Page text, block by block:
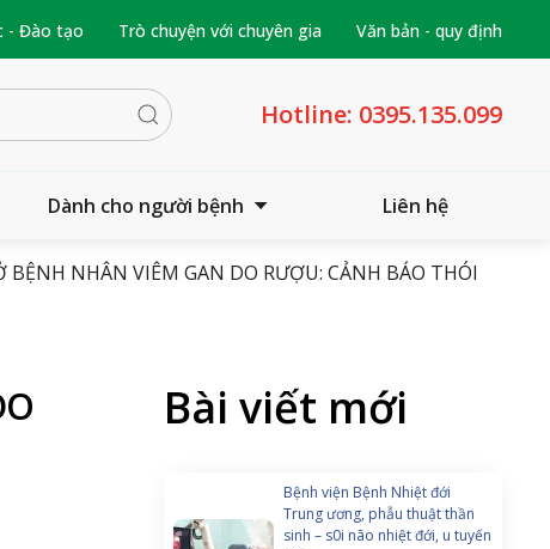
- Đào tạo Trò chuyện với chuyên gia Văn bản - quy định
Hotline: 0395.135.099
Dành cho người bệnh Liên hệ
BỆNH NHÂN VIÊM GAN DO RƯỢU: CẢNH BÁO THÓI
Bài viết mới
Bệnh viện Bệnh Nhiệt đới
Trung ương, phẫu thuật thần
sinh – s0i não nhiệt đới, u tuyến